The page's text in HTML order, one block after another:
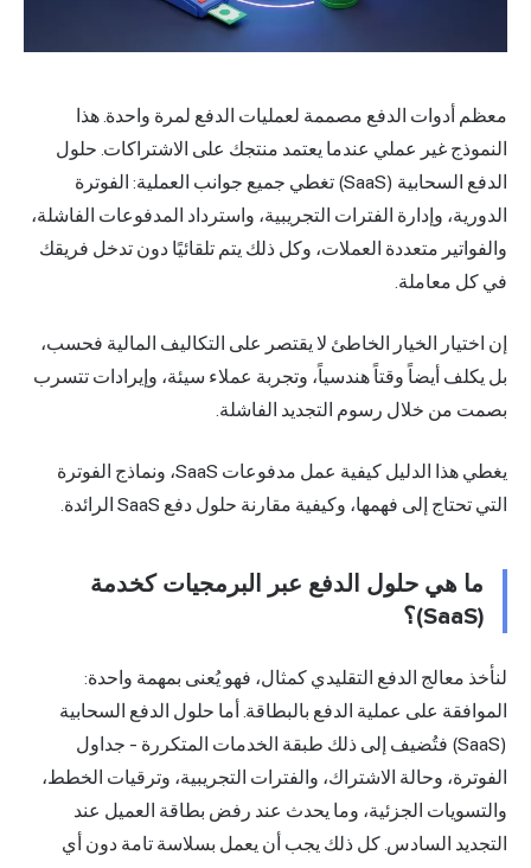
معظم أدوات الدفع مصممة لعمليات الدفع لمرة واحدة. هذا
النموذج غير عملي عندما يعتمد منتجك على الاشتراكات. حلول
الدفع السحابية (SaaS) تغطي جميع جوانب العملية: الفوترة
الدورية، وإدارة الفترات التجريبية، واسترداد المدفوعات الفاشلة،
والفواتير متعددة العملات، وكل ذلك يتم تلقائيًا دون تدخل فريقك
في كل معاملة.
إن اختيار الخيار الخاطئ لا يقتصر على التكاليف المالية فحسب،
بل يكلف أيضاً وقتاً هندسياً، وتجربة عملاء سيئة، وإيرادات تتسرب
بصمت من خلال رسوم التجديد الفاشلة.
يغطي هذا الدليل كيفية عمل مدفوعات SaaS، ونماذج الفوترة
التي تحتاج إلى فهمها، وكيفية مقارنة حلول دفع SaaS الرائدة.
ما هي حلول الدفع عبر البرمجيات كخدمة
(SaaS)؟
لنأخذ معالج الدفع التقليدي كمثال، فهو يُعنى بمهمة واحدة:
الموافقة على عملية الدفع بالبطاقة. أما حلول الدفع السحابية
(SaaS) فتُضيف إلى ذلك طبقة الخدمات المتكررة - جداول
الفوترة، وحالة الاشتراك، والفترات التجريبية، وترقيات الخطط،
والتسويات الجزئية، وما يحدث عند رفض بطاقة العميل عند
التجديد السادس. كل ذلك يجب أن يعمل بسلاسة تامة دون أي